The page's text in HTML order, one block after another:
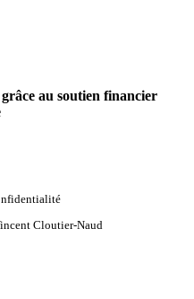
au soutien financier
Cloutier-Naud